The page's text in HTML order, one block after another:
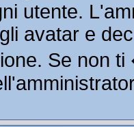
utente.
avatar e
Se non